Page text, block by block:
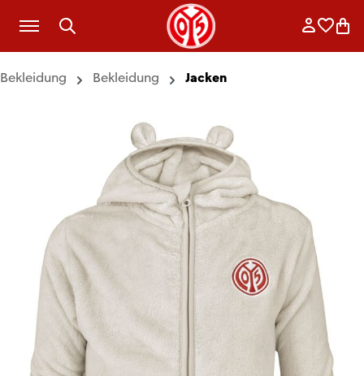
Zum Hauptinhalt springen
Bekleidung Bekleidung Jacken